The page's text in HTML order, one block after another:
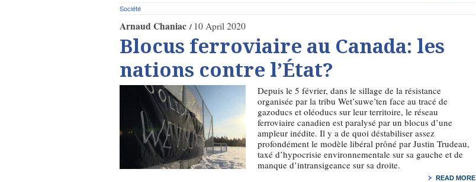
Société
Arnaud Chaniac 10 April 2020
Blocus ferroviaire au Canada: les
nations contre l’État?
Depuis le 5 février, dans le sillage de la résistance
organisée par la tribu Wet’suwe’ten face au tracé de
gazoducs et oléoducs sur leur territoire, le réseau
ferroviaire canadien est paralysé par un blocus d’une
ampleur inédite. Il y a de quoi déstabiliser assez
profondément le modèle libéral prôné par Justin Trudeau,
taxé d’hypocrisie environnementale sur sa gauche et de
manque d’intransigeance sur sa droite.
READ MORE